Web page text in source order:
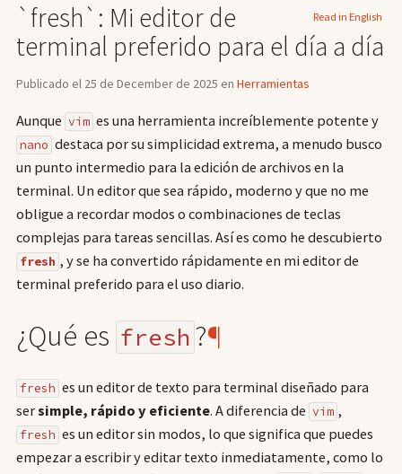
Read in English
`fresh`: Mi editor de
terminal preferido para el día a día
Publicado el 25 de December de 2025 en Herramientas
Aunque vim es una herramienta increíblemente potente y
nano destaca por su simplicidad extrema, a menudo busco
un punto intermedio para la edición de archivos en la
terminal. Un editor que sea rápido, moderno y que no me
obligue a recordar modos o combinaciones de teclas
complejas para tareas sencillas. Así es como he descubierto
fresh , y se ha convertido rápidamente en mi editor de
terminal preferido para el uso diario.
¿Qué es fresh ?¶
fresh es un editor de texto para terminal diseñado para
sersimple, rápido y eficiente. A diferencia de vim ,
fresh es un editor sin modos, lo que significa que puedes
empezar a escribir y editar texto inmediatamente, como lo